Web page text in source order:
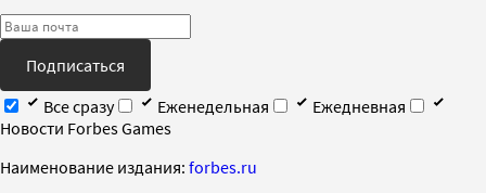
Подписаться
Все сразу
Еженедельная
Ежедневная
Новости Forbes Games
Наименование издания: forbes.ru